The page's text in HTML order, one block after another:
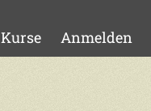
Kurse Anmelden